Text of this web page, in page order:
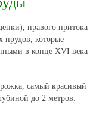
правого притока
прудов, которые
в конце XVI века
самый красивый
до 2 метров.